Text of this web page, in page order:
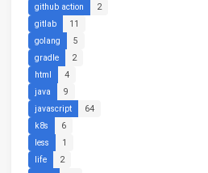
github action
2
gitlab
11
golang
5
gradle
2
html
4
java
9
javascript
64
k8s
6
less
1
life
2